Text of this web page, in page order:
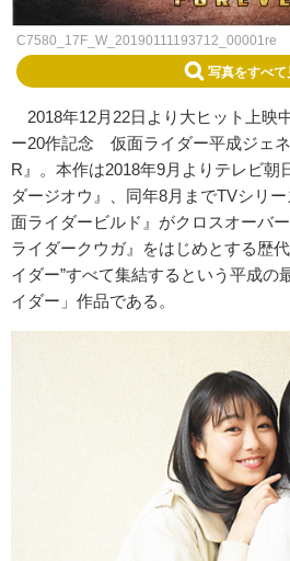
C7580_17F_W_20190111193712_00001re
写真をすべて
2018年12月22日より大ヒット上映
ー20作記念 仮面ライダー平成ジェ
R』。本作は2018年9月よりテレビ朝
ダージオウ』、同年8月までTVシリ
面ライダービルド』がクロスオーバ
ライダークウガ』をはじめとする歴
イダー”すべて集結するという平成の
イダー」作品である。